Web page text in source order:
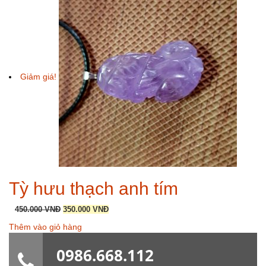
300.000 VNĐ.
Giảm giá!
Tỳ hưu thạch anh tím
450.000VNĐ Giá
là:
350.000 VNĐGiá
350.000 VNĐ.
Thêm vào giỏ hàng
0986.668.112